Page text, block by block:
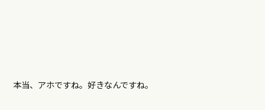
本当、アホですね。好きなんですね。